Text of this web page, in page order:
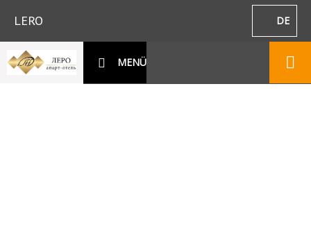
LERO DE
MENÜ